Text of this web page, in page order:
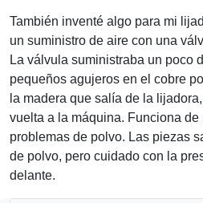
También inventé algo para mi
un suministro de aire con una
La válvula suministraba un poco
pequeños agujeros en el cobre
la madera que salía de la
vuelta a la máquina. Funciona
problemas de polvo. Las piezas
de polvo, pero cuidado con la
delante.